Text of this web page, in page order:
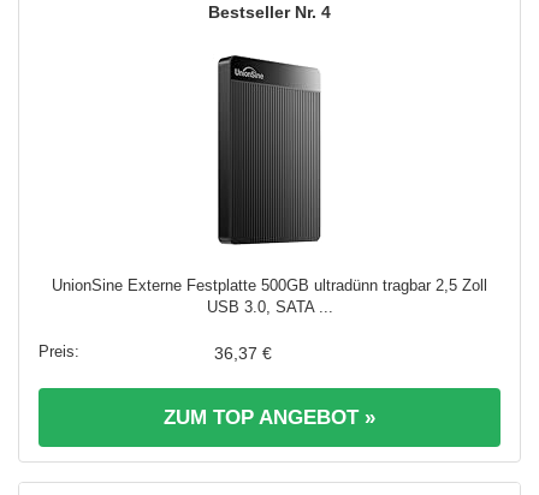
4
UnionSine Externe Festplatte 500GB ultradünn tragbar 2,5 Zoll
USB 3.0, SATA ...
36,37 €
ZUM TOP ANGEBOT »